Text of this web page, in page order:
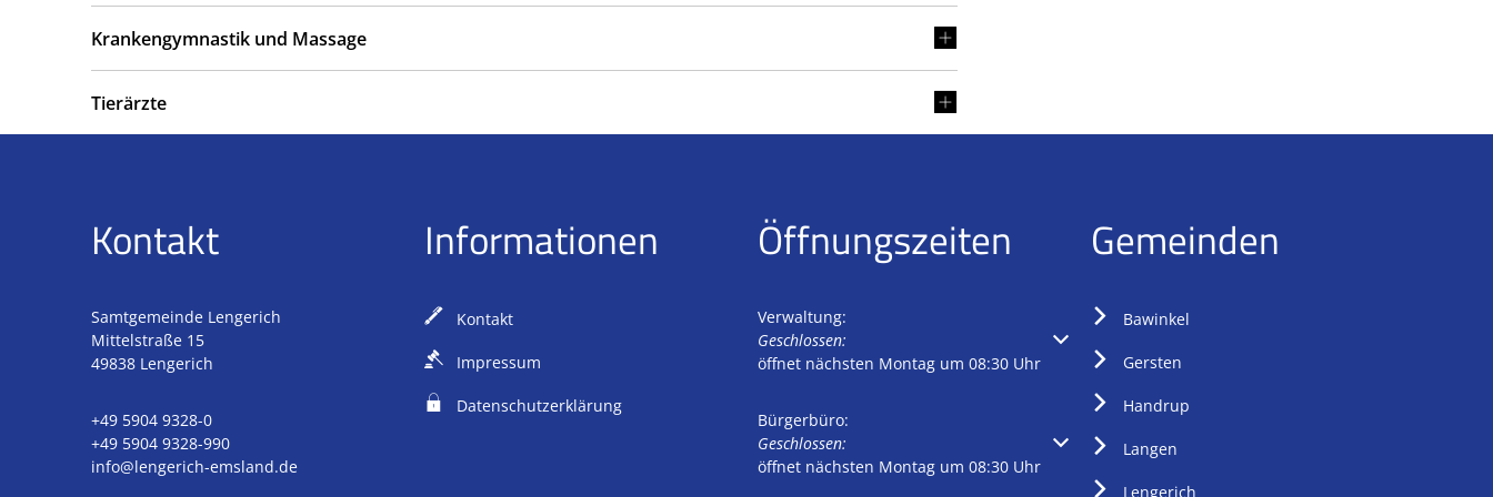
Krankengymnastik und Massage
Tierärzte
Kontakt
Samtgemeinde Lengerich
Mittelstraße 15
49838 Lengerich
+49 5904 9328-0
+49 5904 9328-990
info@lengerich-emsland.de
Informationen
Kontakt
Impressum
Datenschutzerklärung
Öffnungszeiten
Verwaltung:
Klicken, um weitere Öffnungs- oder Schließzeiten auszublenden
Geschlossen:
öffnet nächsten Montag um 08:30 Uhr
Bürgerbüro:
Klicken, um weitere Öffnungs- oder Schließzeiten auszublenden
Geschlossen:
öffnet nächsten Montag um 08:30 Uhr
Gemeinden
Bawinkel
Gersten
Handrup
Langen
Lengerich